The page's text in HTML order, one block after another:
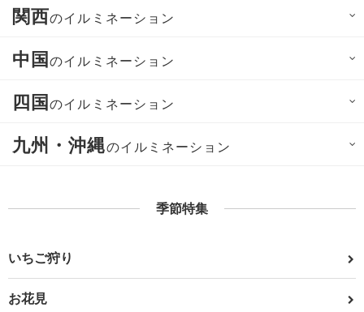
関西のイルミネーション
中国のイルミネーション
四国のイルミネーション
九州・沖縄のイルミネーション
季節特集
いちご狩り
お花見